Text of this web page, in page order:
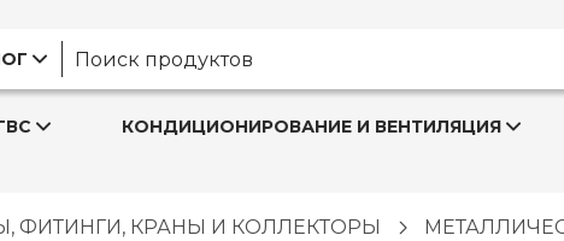
КОНДИЦИОНИРОВАНИЕ И ВЕНТИЛЯЦИЯ
ФИТИНГИ, КРАНЫ И КОЛЛЕКТОРЫ